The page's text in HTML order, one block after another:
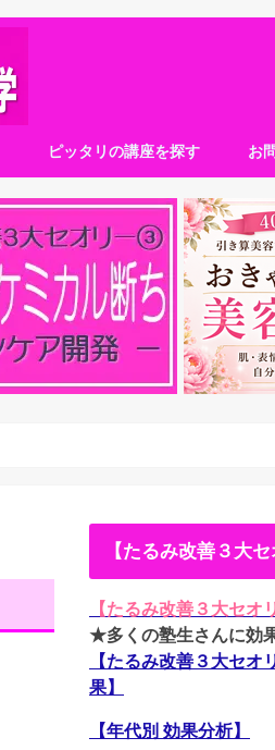
ピッタリの講座を探す お
【たるみ改善３大セ
【たるみ改善３大セオ
★多くの塾生さんに効
【たるみ改善３大セオ
果】
【年代別 効果分析】